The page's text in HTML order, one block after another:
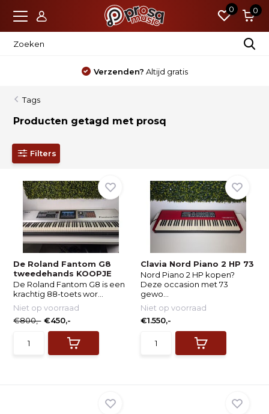
0 0
Verzenden? Altijd gratis
Tags
Producten getagd met prosq
Filters
De Roland Fantom G8
tweedehands KOOPJE
De Roland Fantom G8 is een
krachtig 88-toets wor...
Niet op voorraad
€800,- €450,-
Clavia Nord Piano 2 HP 73
Nord Piano 2 HP kopen?
Deze occasion met 73
gewo...
Niet op voorraad
€1.550,-